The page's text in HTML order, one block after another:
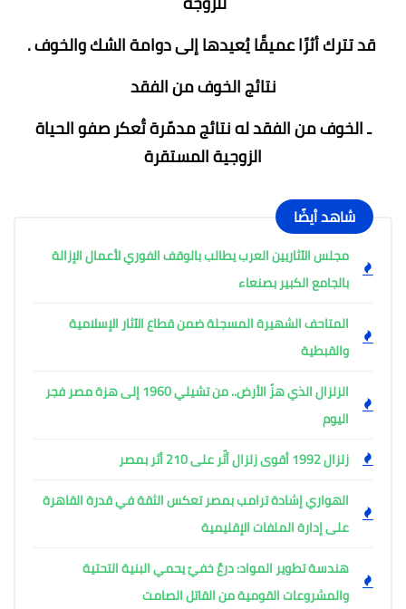
قد تترك أثرًا عميقًا يُعيدها إلى دوامة الشك والخوف .
نتائج الخوف من الفقد
ـ الخوف من الفقد له نتائج مدمّرة تُعكر صفو الحياة
الزوجية المستقرة
شاهد أيضًا
مجلس الآثاريين العرب يطالب بالوقف الفوري لأعمال الإزالة
بالجامع الكبير بصنعاء
المتاحف الشهيرة المسجلة ضمن قطاع الآثار الإسلامية
والقبطية
الزلزال الذي هزّ الأرض.. من تشيلي 1960 إلى هزة مصر فجر
اليوم
زلزال 1992 أقوى زلزال أثّر على 210 أثر بمصر
الهواري إشادة ترامب بمصر تعكس الثقة في قدرة القاهرة
على إدارة الملفات الإقليمية
هندسة تطوير المواد: درعٌ خفيّ يحمي البنية التحتية
والمشروعات القومية من القاتل الصامت